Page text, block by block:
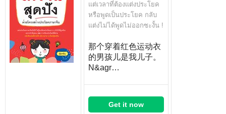
แต่เวลาที่ต้องแต่งประโยค
หรือพูดเป็นประโยค กลับ
แต่งไม่ได้พูดไม่ออกซะงั้น !
那个穿着红色运动衣
的男孩儿是我儿子。
N&agr…
Get it now